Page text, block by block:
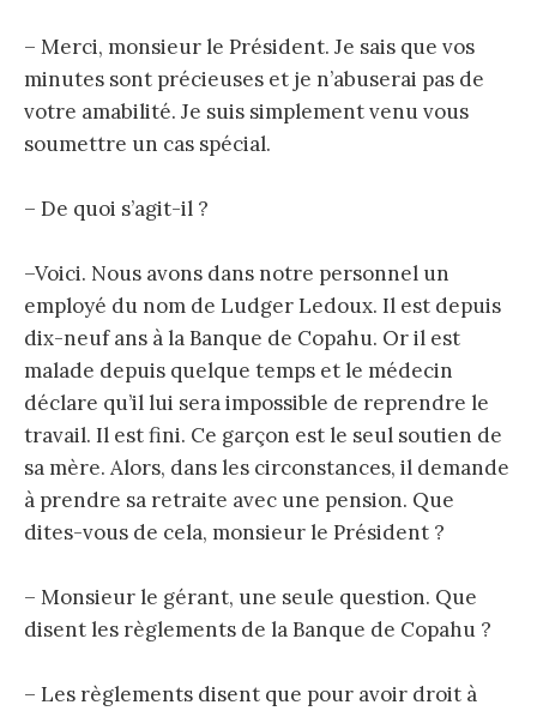
– Merci, monsieur le Président. Je sais que vos
minutes sont précieuses et je n’abuserai pas de
votre amabilité. Je suis simplement venu vous
soumettre un cas spécial.
– De quoi s’agit-il ?
–Voici. Nous avons dans notre personnel un
employé du nom de Ludger Ledoux. Il est depuis
dix-neuf ans à la Banque de Copahu. Or il est
malade depuis quelque temps et le médecin
déclare qu’il lui sera impossible de reprendre le
travail. Il est fini. Ce garçon est le seul soutien de
sa mère. Alors, dans les circonstances, il demande
à prendre sa retraite avec une pension. Que
dites-vous de cela, monsieur le Président ?
– Monsieur le gérant, une seule question. Que
disent les règlements de la Banque de Copahu ?
– Les règlements disent que pour avoir droit à